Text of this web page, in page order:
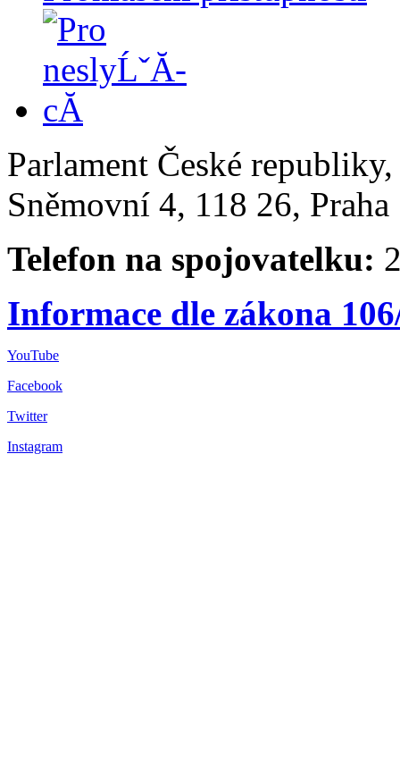
Parlament České
Sněmovní 4, 118 26,
Telefon na spojovatelku:
Informace dle zákona
YouTube
Facebook
Twitter
Instagram